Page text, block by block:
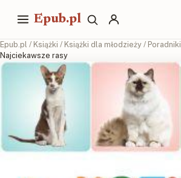
Epub.pl
Epub.pl / Książki / Książki dla młodzieży / Poradniki
Najciekawsze rasy